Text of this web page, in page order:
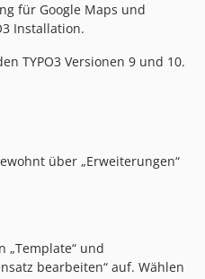
für Google Maps und
Installation.
TYPO3 Versionen 9 und 10.
über „Erweiterungen“
„Template“ und
bearbeiten“ auf. Wählen